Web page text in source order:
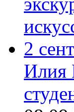
2
Илия